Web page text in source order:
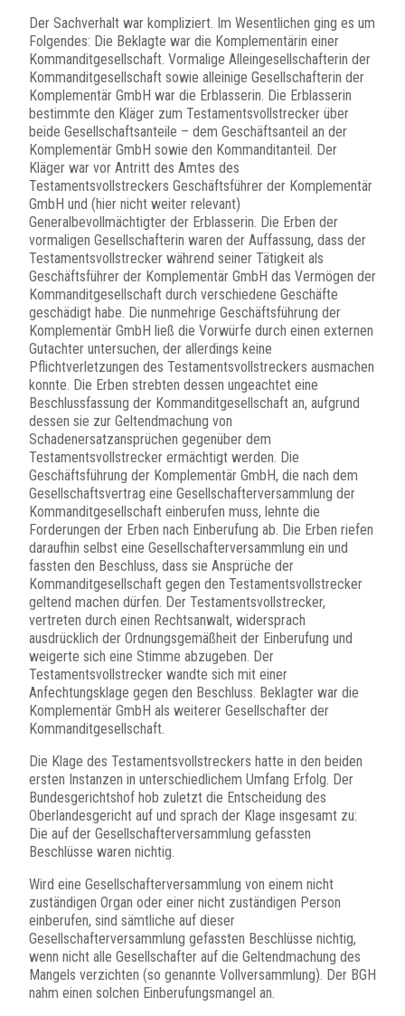
Der Sachverhalt war kompliziert. Im Wesentlichen ging es um
Folgendes: Die Beklagte war die Komplementärin einer
Kommanditgesellschaft. Vormalige Alleingesellschafterin der
Kommanditgesellschaft sowie alleinige Gesellschafterin der
Komplementär GmbH war die Erblasserin. Die Erblasserin
bestimmte den Kläger zum Testamentsvollstrecker über
beide Gesellschaftsanteile – dem Geschäftsanteil an der
Komplementär GmbH sowie den Kommanditanteil. Der
Kläger war vor Antritt des Amtes des
Testamentsvollstreckers Geschäftsführer der Komplementär
GmbH und (hier nicht weiter relevant)
Generalbevollmächtigter der Erblasserin. Die Erben der
vormaligen Gesellschafterin waren der Auffassung, dass der
Testamentsvollstrecker während seiner Tätigkeit als
Geschäftsführer der Komplementär GmbH das Vermögen der
Kommanditgesellschaft durch verschiedene Geschäfte
geschädigt habe. Die nunmehrige Geschäftsführung der
Komplementär GmbH ließ die Vorwürfe durch einen externen
Gutachter untersuchen, der allerdings keine
Pflichtverletzungen des Testamentsvollstreckers ausmachen
konnte. Die Erben strebten dessen ungeachtet eine
Beschlussfassung der Kommanditgesellschaft an, aufgrund
dessen sie zur Geltendmachung von
Schadenersatzansprüchen gegenüber dem
Testamentsvollstrecker ermächtigt werden. Die
Geschäftsführung der Komplementär GmbH, die nach dem
Gesellschaftsvertrag eine Gesellschafterversammlung der
Kommanditgesellschaft einberufen muss, lehnte die
Forderungen der Erben nach Einberufung ab. Die Erben riefen
daraufhin selbst eine Gesellschafterversammlung ein und
fassten den Beschluss, dass sie Ansprüche der
Kommanditgesellschaft gegen den Testamentsvollstrecker
geltend machen dürfen. Der Testamentsvollstrecker,
vertreten durch einen Rechtsanwalt, widersprach
ausdrücklich der Ordnungsgemäßheit der Einberufung und
weigerte sich eine Stimme abzugeben. Der
Testamentsvollstrecker wandte sich mit einer
Anfechtungsklage gegen den Beschluss. Beklagter war die
Komplementär GmbH als weiterer Gesellschafter der
Kommanditgesellschaft.
Die Klage des Testamentsvollstreckers hatte in den beiden
ersten Instanzen in unterschiedlichem Umfang Erfolg. Der
Bundesgerichtshof hob zuletzt die Entscheidung des
Oberlandesgericht auf und sprach der Klage insgesamt zu:
Die auf der Gesellschafterversammlung gefassten
Beschlüsse waren nichtig.
Wird eine Gesellschafterversammlung von einem nicht
zuständigen Organ oder einer nicht zuständigen Person
einberufen, sind sämtliche auf dieser
Gesellschafterversammlung gefassten Beschlüsse nichtig,
wenn nicht alle Gesellschafter auf die Geltendmachung des
Mangels verzichten (so genannte Vollversammlung). Der BGH
nahm einen solchen Einberufungsmangel an.